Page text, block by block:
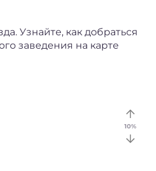
10%
Узнайте, как добраться
заведения на карте